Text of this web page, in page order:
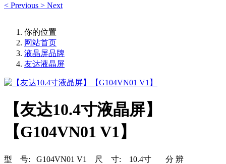
< Previous > Next
你的位置
网站首页
液晶屏品牌
友达液晶屏
【友达10.4寸液晶屏】
【G104VN01 V1】
型 号: G104VN01 V1 尺 寸: 10.4寸 分 辨